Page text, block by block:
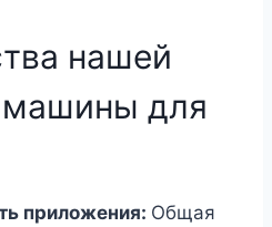
нашей
для
приложения: Общая